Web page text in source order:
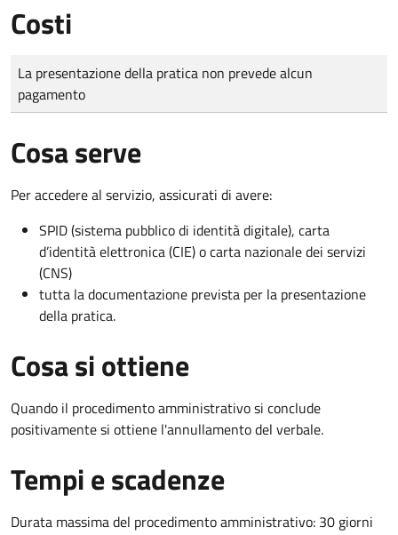
Costi
Tipo di pagamento
Importo
La presentazione della pratica non prevede alcun
pagamento
Cosa serve
Per accedere al servizio, assicurati di avere:
SPID (sistema pubblico di identità digitale), carta
d’identità elettronica (CIE) o carta nazionale dei servizi
(CNS)
tutta la documentazione prevista per la presentazione
della pratica.
Cosa si ottiene
Quando il procedimento amministrativo si conclude
positivamente si ottiene l'annullamento del verbale.
Tempi e scadenze
Durata massima del procedimento amministrativo: 30 giorni